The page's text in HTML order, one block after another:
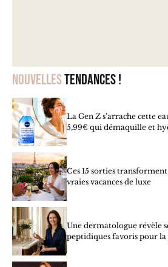
Nouvellestendances !
La Gen Z s’arrache cette
5,99€ qui démaquille et
Ces 15 sorties
vraies vacances de luxe
Une dermatologue révèle
peptidiques favoris pour la